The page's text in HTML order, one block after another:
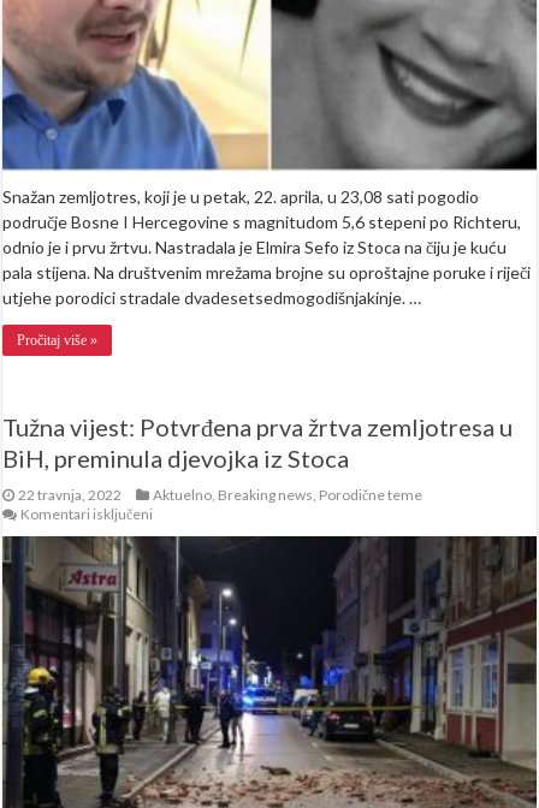
Snažan zemljotres, koji je u petak, 22. aprila, u 23,08 sati pogodio
područje Bosne I Hercegovine s magnitudom 5,6 stepeni po Richteru,
odnio je i prvu žrtvu. Nastradala je Elmira Sefo iz Stoca na čiju je kuću
pala stijena. Na društvenim mrežama brojne su oproštajne poruke i riječi
utjehe porodici stradale dvadesetsedmogodišnjakinje. …
Pročitaj više »
Tužna vijest: Potvrđena prva žrtva zemljotresa u
BiH, preminula djevojka iz Stoca
22 travnja, 2022 Aktuelno Breaking news Porodične teme
Komentari isključeni
Potvrđena
žrtva
zemljotresa
u
BiH,
preminula
djevojka
iz
Stoca